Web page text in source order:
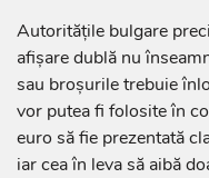
Autoritățile bulgare
afișare dublă nu
sau broșurile trebuie
vor putea fi folosite în
euro să fie prezentată
iar cea în leva să aibă